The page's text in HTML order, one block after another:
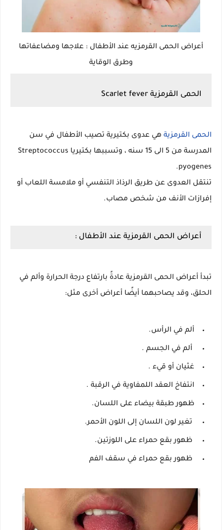
أعراض الحمى القرمزيه عند الأطفال : علاجها ومضاعفاتها
وطرق الوقاية
الحمى القرمزية Scarlet fever
الحمى القرمزية هي عدوى بكتيرية تصيب الأطفال في سن
المدرسة من 5 الى 15 سنه ، وتسببها بكتيريا Streptococcus
pyogenes.
تنتقل العدوى عن طريق الرذاذ التنفسي أو ملامسة اللعاب أو
إفرازات الأنف من شخص مصاب.
أعراض الحمى القرمزية عند الأطفال :
تبدأ أعراض الحمى القرمزية عادةً بارتفاع درجة الحرارة وألم في
الحلق، وقد يصاحبهما أيضًا أعراض أخرى مثل:
ألم في الرأس.
ألم في الجسم .
غثيان أو قيء .
انتفاخ العقد اللمفاوية في الرقبة .
ظهور طبقة بيضاء على اللسان.
تغير لون اللسان إلى اللون الأحمر.
ظهور بقع حمراء على اللوزتين.
ظهور بقع حمراء في سقف الفم